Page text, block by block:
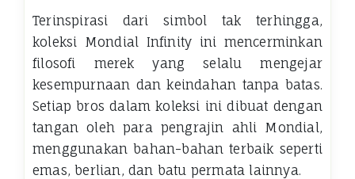
Terinspirasi dari simbol tak terhingga,
koleksi Mondial Infinity ini mencerminkan
filosofi merek yang selalu mengejar
kesempurnaan dan keindahan tanpa batas.
Setiap bros dalam koleksi ini dibuat dengan
tangan oleh para pengrajin ahli Mondial,
menggunakan bahan-bahan terbaik seperti
emas, berlian, dan batu permata lainnya.